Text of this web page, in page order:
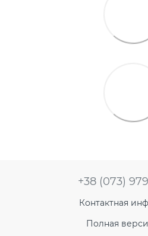
+38 (073)
Контактная
Полная